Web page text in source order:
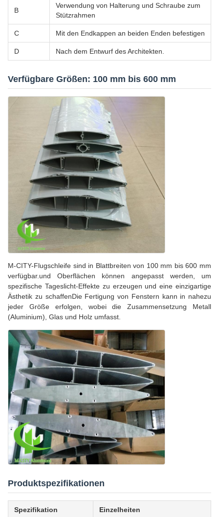
B
Verwendung von Halterung und Schraube zum
Stützrahmen
C Mit den Endkappen an beiden Enden befestigen
D Nach dem Entwurf des Architekten.
Verfügbare Größen: 100 mm bis 600 mm
M-CITY-Flugschleife sind in Blattbreiten von 100 mm bis 600 mm
verfügbar.und Oberflächen können angepasst werden, um
spezifische Tageslicht-Effekte zu erzeugen und eine einzigartige
Ästhetik zu schaffenDie Fertigung von Fenstern kann in nahezu
jeder Größe erfolgen, wobei die Zusammensetzung Metall
(Aluminium), Glas und Holz umfasst.
Produktspezifikationen
Spezifikation Einzelheiten